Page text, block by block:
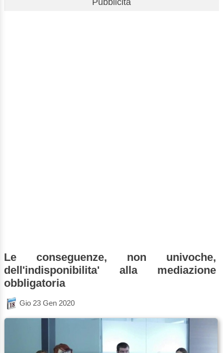
Pubblicità
Le conseguenze, non univoche,
dell'indisponibilita' alla mediazione
obbligatoria
Gio 23 Gen 2020